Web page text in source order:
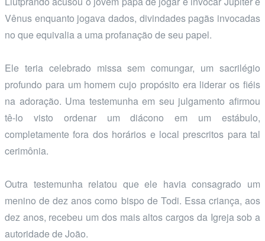
Vênus enquanto jogava dados, divindades pagãs invocadas
no que equivalia a uma profanação de seu papel.
Ele teria celebrado missa sem comungar, um sacrilégio
profundo para um homem cujo propósito era liderar os fiéis
na adoração. Uma testemunha em seu julgamento afirmou
tê-lo visto ordenar um diácono em um estábulo,
completamente fora dos horários e local prescritos para tal
cerimônia.
Outra testemunha relatou que ele havia consagrado um
menino de dez anos como bispo de Todi. Essa criança, aos
dez anos, recebeu um dos mais altos cargos da Igreja sob a
autoridade de João.